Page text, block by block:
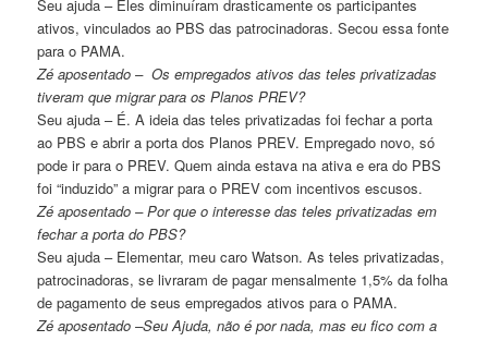
Seu ajuda – Eles diminuíram drasticamente os participantes
ativos, vinculados ao PBS das patrocinadoras. Secou essa fonte
para o PAMA.
Zé aposentado – Os empregados ativos das teles privatizadas
tiveram que migrar para os Planos PREV?
Seu ajuda – É. A ideia das teles privatizadas foi fechar a porta
ao PBS e abrir a porta dos Planos PREV. Empregado novo, só
pode ir para o PREV. Quem ainda estava na ativa e era do PBS
foi “induzido” a migrar para o PREV com incentivos escusos.
Zé aposentado – Por que o interesse das teles privatizadas em
fechar a porta do PBS?
Seu ajuda – Elementar, meu caro Watson. As teles privatizadas,
patrocinadoras, se livraram de pagar mensalmente 1,5% da folha
de pagamento de seus empregados ativos para o PAMA.
Zé aposentado –Seu Ajuda, não é por nada, mas eu fico com a